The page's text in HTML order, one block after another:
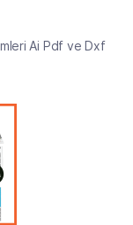
Ai Pdf ve Dxf